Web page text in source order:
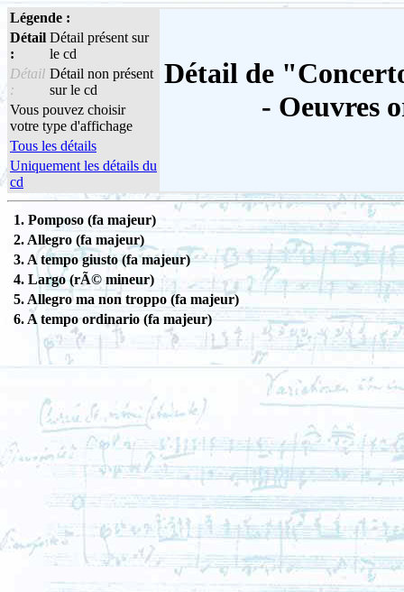
Légende :
Détail de
- Oeuvres
Détail
:
Détail présent sur
le cd
Détail
:
Détail non présent
sur le cd
Vous pouvez choisir
votre type d'affichage
Tous les détails
Uniquement les détails du
cd
1. Pomposo (fa majeur)
2. Allegro (fa majeur)
3. A tempo giusto (fa majeur)
4. Largo (rÃ© mineur)
5. Allegro ma non troppo (fa majeur)
6. A tempo ordinario (fa majeur)